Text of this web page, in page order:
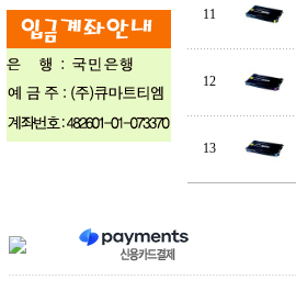
11
12
13